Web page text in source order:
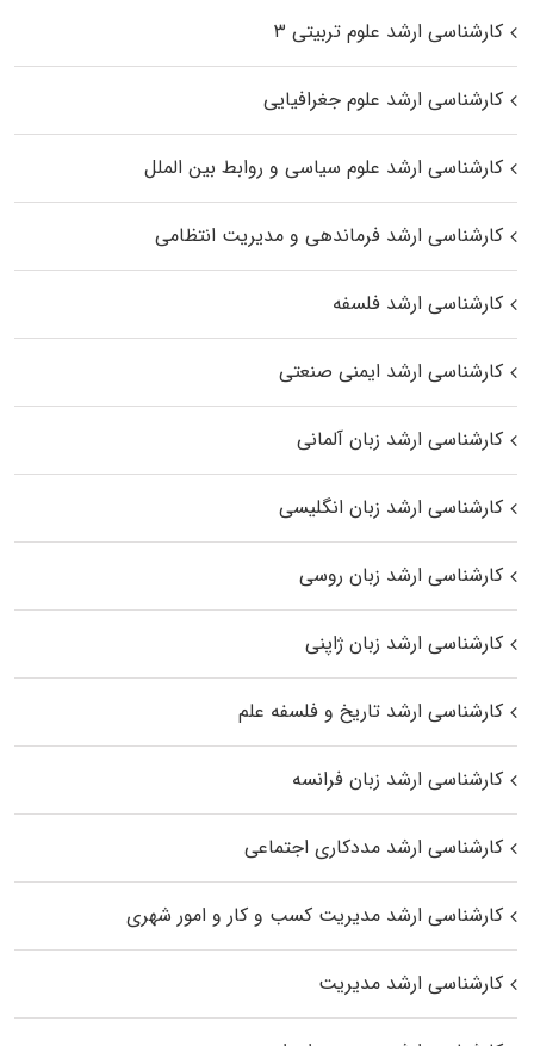
کارشناسی ارشد علوم تربیتی ۳
کارشناسی ارشد علوم جغرافیایی
کارشناسی ارشد علوم سیاسی و روابط بین الملل
کارشناسی ارشد فرماندهی و مدیریت انتظامی
کارشناسی ارشد فلسفه
کارشناسی ارشد ایمنی صنعتی
کارشناسی ارشد زبان آلمانی
کارشناسی ارشد زبان انگلیسی
کارشناسی ارشد زبان روسی
کارشناسی ارشد زبان ژاپنی
کارشناسی ارشد تاریخ و فلسفه علم
کارشناسی ارشد زبان فرانسه
کارشناسی ارشد مددکاری اجتماعی
کارشناسی ارشد مدیریت کسب و کار و امور شهری
کارشناسی ارشد مدیریت